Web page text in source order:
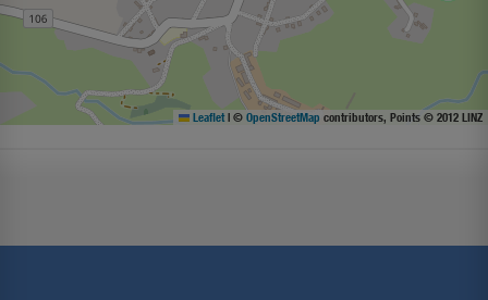
Leaflet | © OpenStreetMap contributors, Points © 2012 LINZ